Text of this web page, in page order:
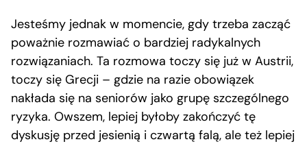
Jesteśmy jednak w momencie, gdy trzeba zacząć
poważnie rozmawiać o bardziej radykalnych
rozwiązaniach. Ta rozmowa toczy się już w Austrii,
toczy się Grecji – gdzie na razie obowiązek
nakłada się na seniorów jako grupę szczególnego
ryzyka. Owszem, lepiej byłoby zakończyć tę
dyskusję przed jesienią i czwartą falą, ale też lepiej